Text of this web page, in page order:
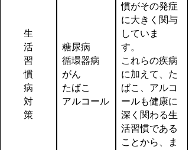
生
活
習
慣
病
対
策
糖尿病
循環器病
がん
たばこ
アルコール
慣がその発症
に大きく関与
していま
す。
これらの疾病
に加えて、た
ばこ、アルコ
ールも健康に
深く関わる生
活習慣である
ことから、ま